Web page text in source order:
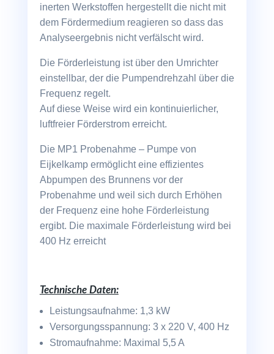
inerten Werkstoffen hergestellt die nicht mit
dem Fördermedium reagieren so dass das
Analyseergebnis nicht verfälscht wird.
Die Förderleistung ist über den Umrichter
einstellbar, der die Pumpendrehzahl über die
Frequenz regelt.
Auf diese Weise wird ein kontinuierlicher,
luftfreier Förderstrom erreicht.
Die MP1 Probenahme – Pumpe von
Eijkelkamp ermöglicht eine effizientes
Abpumpen des Brunnens vor der
Probenahme und weil sich durch Erhöhen
der Frequenz eine hohe Förderleistung
ergibt. Die maximale Förderleistung wird bei
400 Hz erreicht
Technische Daten:
Leistungsaufnahme: 1,3 kW
Versorgungsspannung: 3 x 220 V, 400 Hz
Stromaufnahme: Maximal 5,5 A